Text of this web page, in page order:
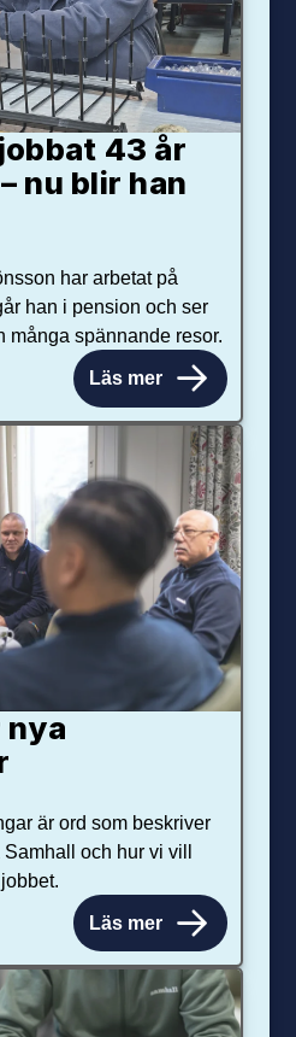
43 år
nu blir han
har arbetat på
han i pension och ser
många spännande resor.
Läs mer
nya
är ord som beskriver
och hur vi vill
Läs mer